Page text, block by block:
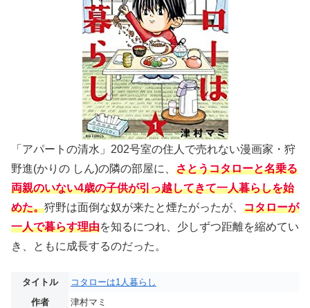
「アパートの清水」202号室の住人で売れない漫画家・狩
野進(かりの しん)の隣の部屋に、 さとうコタローと名乗る
両親のいない4歳の子供が引っ越してきて一人暮らしを始
めた。狩野は面倒な奴が来たと煙たがったが、 コタローが
一人で暮らす理由を知るにつれ、少しずつ距離を縮めてい
き、ともに成長するのだった。
タイトル
コタローは1人暮らし
作者
津村マミ